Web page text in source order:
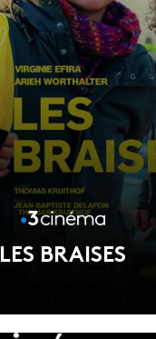
LES BRAISES